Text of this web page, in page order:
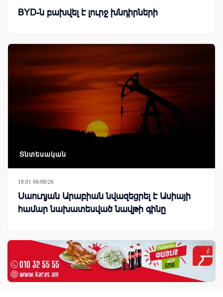
BYD-ն բախվել է լուրջ խնդիրների
Տնտեսական
18:01 06/08/26
Սաուդյան Արաբիան նվազեցրել է Ասիայի
համար նախատեսված նավթի գինը